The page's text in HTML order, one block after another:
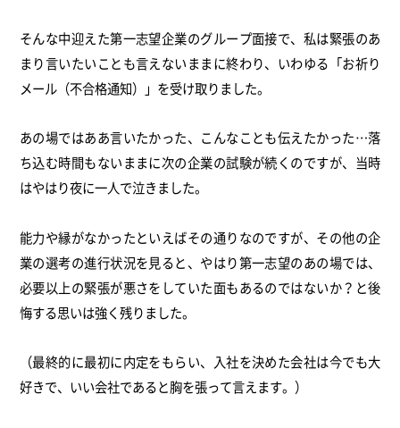
そんな中迎えた第一志望企業のグループ面接で、私は緊張のあ
まり言いたいことも言えないままに終わり、いわゆる「お祈り
メール（不合格通知）」を受け取りました。
あの場ではああ言いたかった、こんなことも伝えたかった…落
ち込む時間もないままに次の企業の試験が続くのですが、当時
はやはり夜に一人で泣きました。
能力や縁がなかったといえばその通りなのですが、その他の企
業の選考の進行状況を見ると、やはり第一志望のあの場では、
必要以上の緊張が悪さをしていた面もあるのではないか？と後
悔する思いは強く残りました。
（最終的に最初に内定をもらい、入社を決めた会社は今でも大
好きで、いい会社であると胸を張って言えます。）